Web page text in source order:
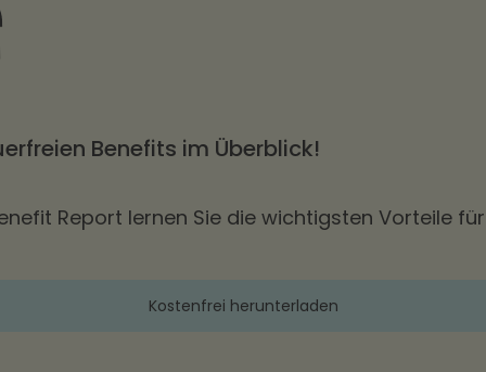
Benefits im Überblick!
Report lernen Sie die wichtigsten Vorteile
Kostenfrei herunterladen